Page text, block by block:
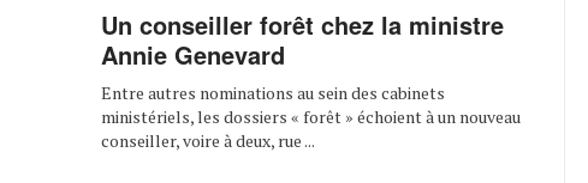
Un conseiller forêt chez la ministre
Annie Genevard
Entre autres nominations au sein des cabinets
ministériels, les dossiers « forêt » échoient à un nouveau
conseiller, voire à deux, rue ...